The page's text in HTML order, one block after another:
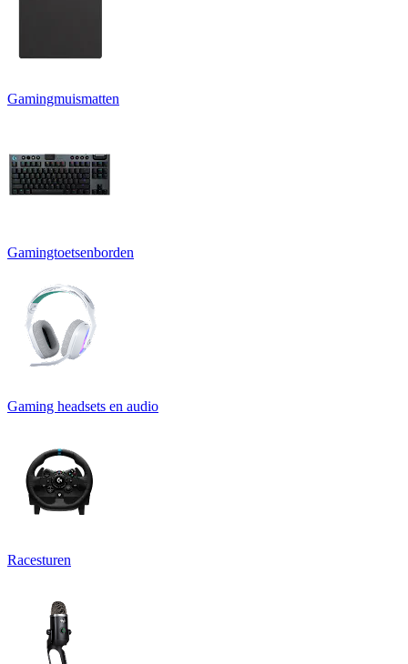
Gamingmuismatten
Gamingtoetsenborden
Gaming headsets en audio
Racesturen